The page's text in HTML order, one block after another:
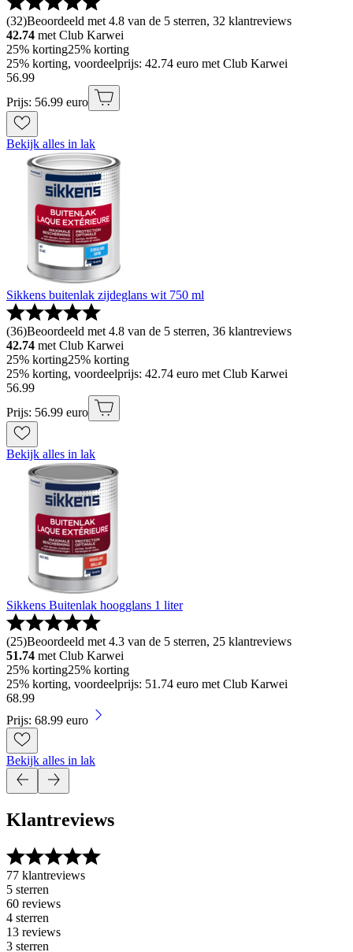
(32)Beoordeeld met 4.8 van de 5 sterren, 32 klantreviews
42.74 met Club Karwei
25% korting25% korting
25% korting, voordeelprijs: 42.74 euro met Club Karwei
56.99
Prijs: 56.99 euro
Bekijk alles in lak
Sikkens buitenlak zijdeglans wit 750 ml
(36)Beoordeeld met 4.8 van de 5 sterren, 36 klantreviews
42.74 met Club Karwei
25% korting25% korting
25% korting, voordeelprijs: 42.74 euro met Club Karwei
56.99
Prijs: 56.99 euro
Bekijk alles in lak
Sikkens Buitenlak hoogglans 1 liter
(25)Beoordeeld met 4.3 van de 5 sterren, 25 klantreviews
51.74 met Club Karwei
25% korting25% korting
25% korting, voordeelprijs: 51.74 euro met Club Karwei
68.99
Prijs: 68.99 euro
Bekijk alles in lak
Klantreviews
77 klantreviews
5 sterren
60 reviews
4 sterren
13 reviews
3 sterren